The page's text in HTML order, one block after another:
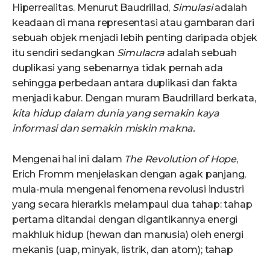
Hiperrealitas. Menurut Baudrillad, Simulasiadalah
keadaan di mana representasi atau gambaran dari
sebuah objek menjadi lebih penting daripada objek
itu sendiri sedangkan Simulacra adalah sebuah
duplikasi yang sebenarnya tidak pernah ada
sehingga perbedaan antara duplikasi dan fakta
menjadi kabur. Dengan muram Baudrillard berkata,
kita hidup dalam dunia yang semakin kaya
informasi dan semakin miskin makna.
Mengenai hal ini dalam The Revolution of Hope,
Erich Fromm menjelaskan dengan agak panjang,
mula-mula mengenai fenomena revolusi industri
yang secara hierarkis melampaui dua tahap: tahap
pertama ditandai dengan digantikannya energi
makhluk hidup (hewan dan manusia) oleh energi
mekanis (uap, minyak, listrik, dan atom); tahap